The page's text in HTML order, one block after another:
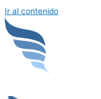
Ir al contenido